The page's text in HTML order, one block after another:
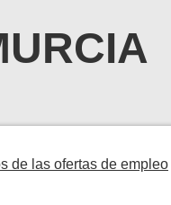
de las ofertas de empleo